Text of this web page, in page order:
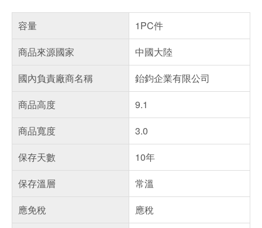
容量
1PC件
商品來源國家
中國大陸
國內負責廠商名稱
鈶鈞企業有限公司
商品高度
9.1
商品寬度
3.0
保存天數
10年
保存溫層
常溫
應免稅
應稅